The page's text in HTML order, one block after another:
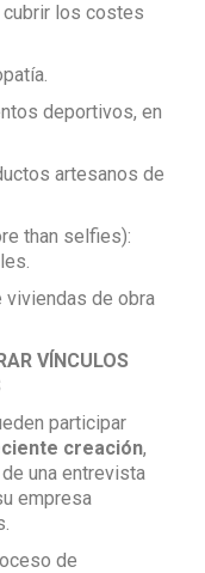
cubrir los costes
deportivos, en
artesanos de
than selfies):
de obra
VÍNCULOS
participar
creación,
una entrevista
empresa
de